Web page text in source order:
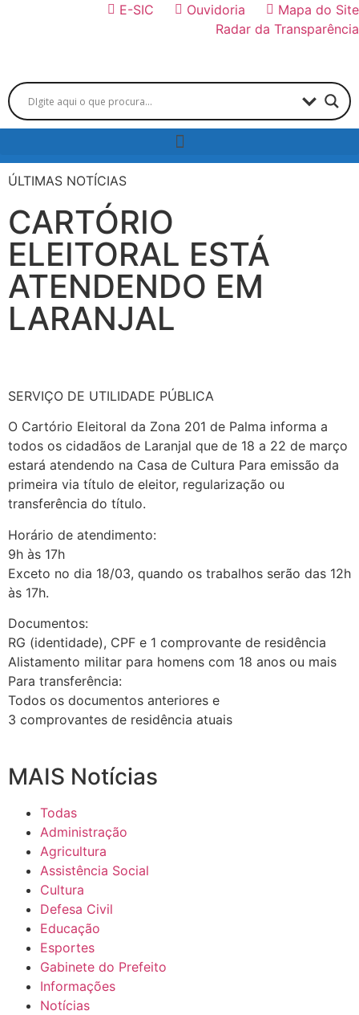
E-SIC Ouvidoria
Mapa do Site
Radar da Transparência
ÚLTIMAS NOTÍCIAS
CARTÓRIO
ELEITORAL ESTÁ
ATENDENDO EM
LARANJAL
SERVIÇO DE UTILIDADE PÚBLICA
O Cartório Eleitoral da Zona 201 de Palma informa a
todos os cidadãos de Laranjal que de 18 a 22 de março
estará atendendo na Casa de Cultura Para emissão da
primeira via título de eleitor, regularização ou
transferência do título.
Horário de atendimento:
9h às 17h
Exceto no dia 18/03, quando os trabalhos serão das 12h
às 17h.
Documentos:
RG (identidade), CPF e 1 comprovante de residência
Alistamento militar para homens com 18 anos ou mais
Para transferência:
Todos os documentos anteriores e
3 comprovantes de residência atuais
MAIS Notícias
Todas
Administração
Agricultura
Assistência Social
Cultura
Defesa Civil
Educação
Esportes
Gabinete do Prefeito
Informações
Notícias